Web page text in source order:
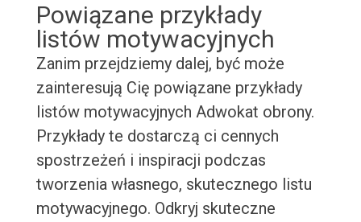
Powiązane przykłady
listów motywacyjnych
Zanim przejdziemy dalej, być może
zainteresują Cię powiązane przykłady
listów motywacyjnych Adwokat obrony.
Przykłady te dostarczą ci cennych
spostrzeżeń i inspiracji podczas
tworzenia własnego, skutecznego listu
motywacyjnego. Odkryj skuteczne